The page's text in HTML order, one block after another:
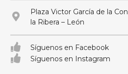
Plaza Victor García de la
la Ribera – León
Síguenos en Facebook
Síguenos en Instagram